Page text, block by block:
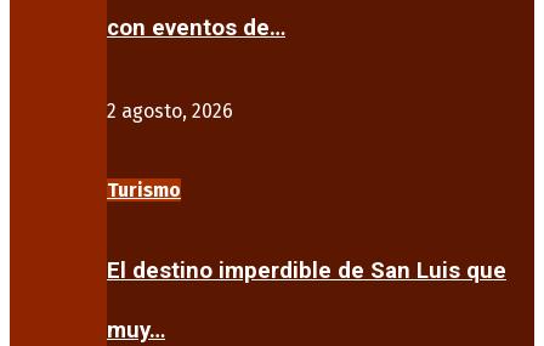
con eventos de…
2 agosto, 2026
Turismo
El destino imperdible de San Luis que
muy…